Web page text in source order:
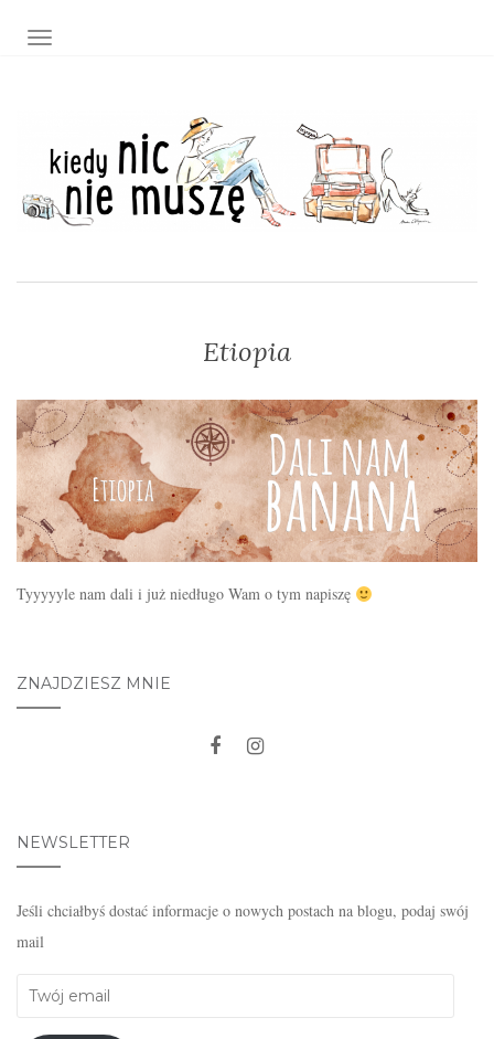
TOGGLE NAVIGATION
Etiopia
Tyyyyyle nam dali i już niedługo Wam o tym napiszę
ZNAJDZIESZ MNIE
NEWSLETTER
Jeśli chciałbyś dostać informacje o nowych postach na blogu, podaj swój
mail
Twój